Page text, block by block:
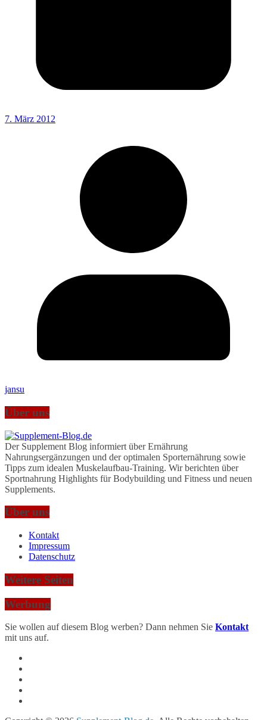
7. März 2012
jansu
Über uns
Der Supplement Blog informiert über Ernährung
Nahrungsergänzungen und der optimalen Sporternährung sowie
Tipps zum idealen Muskelaufbau-Training. Wir berichten über
Sportnahrung Highlights für Bodybuilding und Fitness und neuen
Supplements.
Über uns
Kontakt
Impressum
Datenschutz
Weitere Seiten
Werbung
Sie wollen auf diesem Blog werben? Dann nehmen Sie Kontakt
mit uns auf.